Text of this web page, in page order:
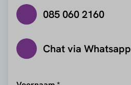
085 060 2160
Chat via Whatsapp